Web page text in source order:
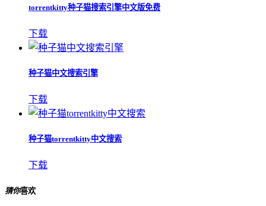
torrentkitty种子猫搜索引擎中文版免费
下载
种子猫中文搜索引擎
下载
种子猫torrentkitty中文搜索
下载
猜你喜欢